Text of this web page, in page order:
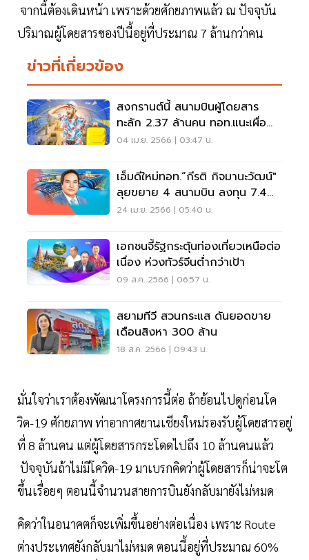
จากนี้ต้องเดินหน้า เพราะด้วยศักยภาพแล้ว ณ ปัจจุบัน
ปริมาณผู้โดยสารของปีนี้อยู่ที่ประมาณ 7 ล้านกว่าคน
ข่าวที่เกี่ยวข้อง
สงกรานต์นี้ สนามบินผู้โดยสาร
ทะลัก 2.37 ล้านคน ทอท.แนะเผื่อ
เวลา 3 ชั่วโมง
04 เม.ย. 2566 | 03:47 น.
เอ็มดีใหม่ทอท.“กีรติ กิจมานะวัฒน์"
ลุยขยาย 4 สนามบิน ลงทุน 7.4
หมื่นล้าน
24 เม.ย. 2566 | 05:40 น.
เอกชนจี้รัฐกระตุ้นท่องเที่ยวเหนือต่อ
เนื่อง ห่วงทัวร์จีนต่ำกว่าเป้า
09 ส.ค. 2566 | 06:57 น.
สยามทีวี สวนกระแส ดันยอดขาย
เดือนสิงหา 300 ล้าน
18 ส.ค. 2566 | 09:43 น.
มั่นใจว่าเราต้องพัฒนาโครงการนี้ต่อ ถ้าย้อนไปดูก่อนโค
วิด-19 ศักยภาพ ท่าอากาศยานเชียงใหม่รองรับผู้โดยสารอยู่
ที่ 8 ล้านคน แต่ผู้โดยสารกระโดดไปถึง 10 ล้านคนแล้ว
ปัจจุบันถ้าไม่มีโควิด-19 มาเบรกคิดว่าผู้โดยสารก็น่าจะโต
ขึ้นเรื่อยๆ ตอนนี้จำนวนสายการบินยังกลับมายังไม่หมด
คิดว่าในอนาคตก็จะเพิ่มขึ้นอย่างต่อเนื่อง เพราะ Route
ต่างประเทศยังกลับมาไม่หมด ตอนนี้อยู่ที่ประมาณ 60%